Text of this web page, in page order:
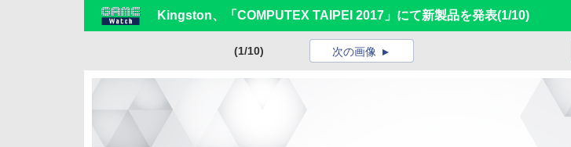
Kingston、「COMPUTEX TAIPEI 2017」にて新製品を発表(1/10)
(1/10) 次の画像